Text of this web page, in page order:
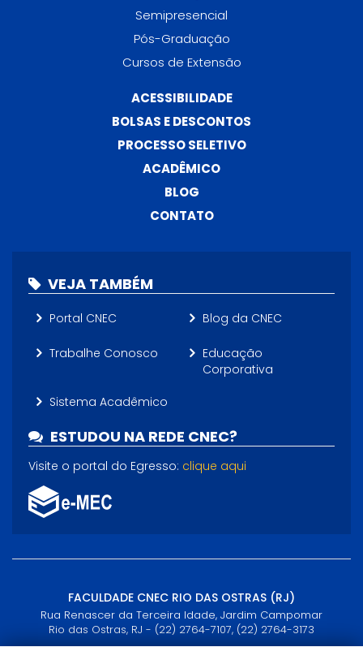
Semipresencial
Pós-Graduação
Cursos de Extensão
ACESSIBILIDADE
BOLSAS E DESCONTOS
PROCESSO SELETIVO
ACADÊMICO
BLOG
CONTATO
VEJA TAMBÉM
Portal CNEC Blog da CNEC
Trabalhe Conosco
Educação
Corporativa
Sistema Acadêmico
ESTUDOU NA REDE CNEC?
Visite o portal do Egresso: clique aqui
FACULDADE CNEC RIO DAS OSTRAS (RJ)
Rua Renascer da Terceira Idade, Jardim Campomar
Rio das Ostras, RJ - (22) 2764-7107, (22) 2764-3173